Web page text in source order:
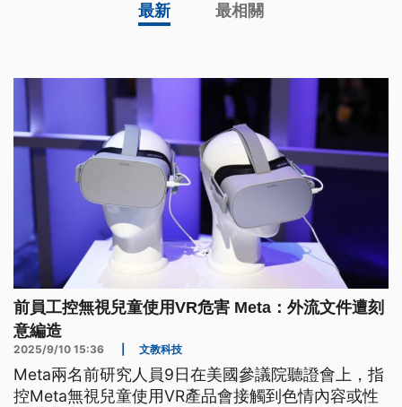
最新 最相關
前員工控無視兒童使用VR危害 Meta：外流文件遭刻
意編造
2025/9/10 15:36 文教科技
Meta兩名前研究人員9日在美國參議院聽證會上，指
控Meta無視兒童使用VR產品會接觸到色情內容或性